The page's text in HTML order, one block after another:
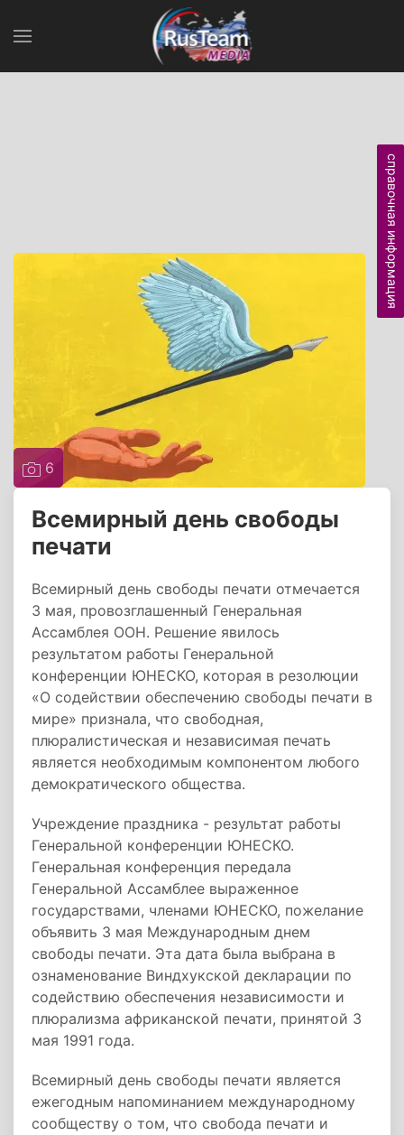
6
Всемирный день свободы
печати
Всемирный день свободы печати отмечается
3 мая, провозглашенный Генеральная
Ассамблея ООН. Решение явилось
результатом работы Генеральной
конференции ЮНЕСКО, которая в резолюции
«О содействии обеспечению свободы печати в
мире» признала, что свободная,
плюралистическая и независимая печать
является необходимым компонентом любого
демократического общества.
Учреждение праздника - результат работы
Генеральной конференции ЮНЕСКО.
Генеральная конференция передала
Генеральной Ассамблее выраженное
государствами, членами ЮНЕСКО, пожелание
объявить 3 мая Международным днем
свободы печати. Эта дата была выбрана в
ознаменование Виндхукской декларации по
содействию обеспечения независимости и
плюрализма африканской печати, принятой 3
мая 1991 года.
Всемирный день свободы печати является
ежегодным напоминанием международному
сообществу о том, что свобода печати и
справочная информация